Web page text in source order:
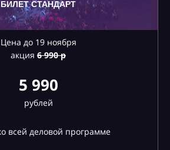
БИЛЕТ СТАНДАРТ
Цена до 19 ноября
акция 6990 р
5 990
рублей
всей деловой программе